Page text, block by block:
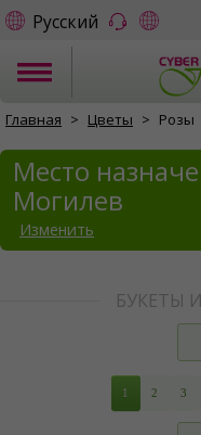
Русский
Главная Цветы Розы
Место
Могилев
Изменить
БУКЕТЫ
1 2 3